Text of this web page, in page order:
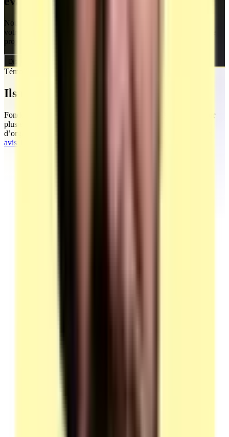
Nous créons vos temps de formation et vous accompagnons sur
votre demande d'habilitation centre évaluateur. Discutons de votre
projet.
Discuter de mon projet
Témoignages
Ils nous ont fait confiance
Fondée par Mohamed, la société MEG Business 360 s’appuie sur
plusieurs années d’accompagnement marketing et commercial
d’organismes de formation et d’entreprises.
avis TrustPilot en ligne.